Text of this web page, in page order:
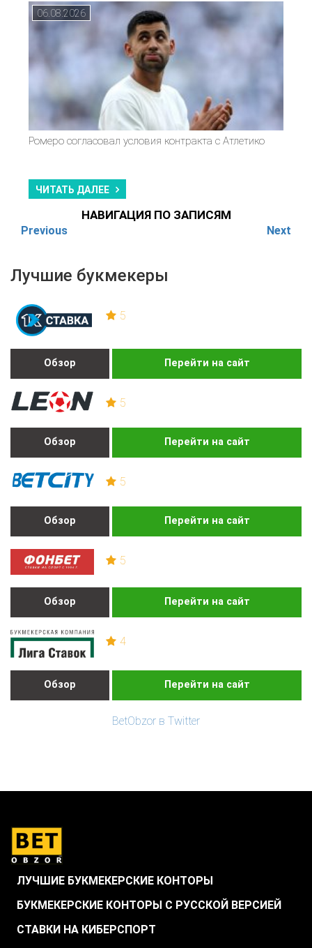
Лучшие букмекеры
5
Обзор Перейти на сайт
5
Обзор Перейти на сайт
5
Обзор Перейти на сайт
5
Обзор Перейти на сайт
4
Обзор Перейти на сайт
BetObzor в Twitter
06.08.2026
Ромеро согласовал условия контракта с Атлетико
ЧИТАТЬ ДАЛЕЕ
НАВИГАЦИЯ ПО ЗАПИСЯМ
Previous Next
ЛУЧШИЕ БУКМЕКЕРСКИЕ КОНТОРЫ
БУКМЕКЕРСКИЕ КОНТОРЫ С РУССКОЙ ВЕРСИЕЙ
СТАВКИ НА КИБЕРСПОРТ